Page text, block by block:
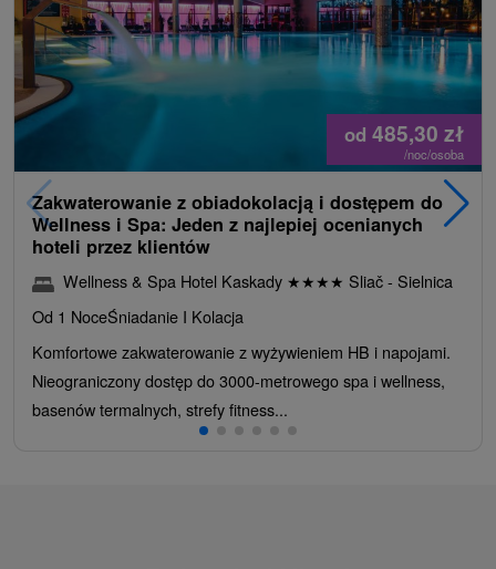
od 485,30 zł
/noc/osoba
Zakwaterowanie z obiadokolacją i dostępem do
Wellness i Spa: Jeden z najlepiej ocenianych
hoteli przez klientów
Wellness & Spa Hotel Kaskady ★★★★ Sliač - Sielnica
Od 1 NoceŚniadanie I Kolacja
Komfortowe zakwaterowanie z wyżywieniem HB i napojami.
Nieograniczony dostęp do 3000-metrowego spa i wellness,
basenów termalnych, strefy fitness...